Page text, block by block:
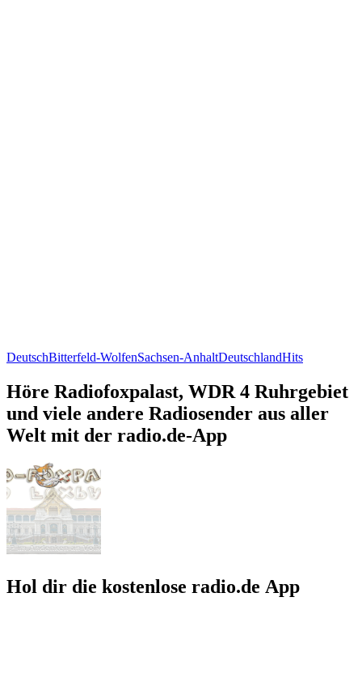
DeutschBitterfeld-WolfenSachsen-AnhaltDeutschlandHits
Höre Radiofoxpalast, WDR 4 Ruhrgebiet
und viele andere Radiosender aus aller
Welt mit der radio.de-App
Hol dir die kostenlose radio.de App